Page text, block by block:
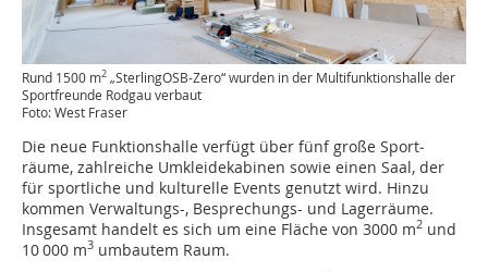
Rund 1500 m2 „SterlingOSB-Zero“ wurden in der Multi­funktionshalle der
Sportfreunde Rodgau verbaut
Foto: West Fraser
Die neue Funktionshalle verfügt über fünf große Sport­
räume, zahlreiche Umkleidekabinen sowie einen Saal, der
für sportliche und kulturelle Events genutzt wird. Hinzu
kommen Verwaltungs-, Besprechungs- und Lagerräume.
Insgesamt handelt es sich um eine Fläche von 3000 m2 und
10 000 m3 umbautem Raum.